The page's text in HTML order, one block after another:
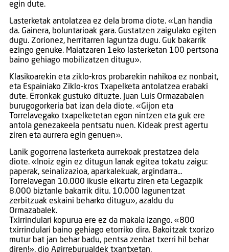
egin dute.
Lasterketak antolatzea ez dela broma diote. «Lan handia
da. Gainera, boluntarioak gara. Gustatzen zaigulako egiten
dugu. Zorionez, herritarren laguntza dugu. Guk bakarrik
ezingo genuke. Maiatzaren 1eko lasterketan 100 pertsona
baino gehiago mobilizatzen ditugu».
Klasikoarekin eta ziklo-kros probarekin nahikoa ez nonbait,
eta Espainiako Ziklo-kros Txapelketa antolatzea erabaki
dute. Erronkak gustuko dituzte. Juan Luis Ormazabalen
burugogorkeria bat izan dela diote. «Gijon eta
Torrelavegako txapelketetan egon nintzen eta guk ere
antola genezakeela pentsatu nuen. Kideak prest agertu
ziren eta aurrera egin genuen».
Lanik gogorrena lasterketa aurrekoak prestatzea dela
diote. «Inoiz egin ez ditugun lanak egitea tokatu zaigu:
paperak, seinalizazioa, aparkalekuak, argindarra…
Torrelavegan 10.000 ikusle elkartu ziren eta Legazpik
8.000 biztanle bakarrik ditu. 10.000 lagunentzat
zerbitzuak eskaini beharko ditugu», azaldu du
Ormazabalek.
Txirrindulari kopurua ere ez da makala izango. «800
txirrindulari baino gehiago etorriko dira. Bakoitzak txorizo
mutur bat jan behar badu, pentsa zenbat txerri hil behar
diren!», dio Agirreburualdek txantxetan.